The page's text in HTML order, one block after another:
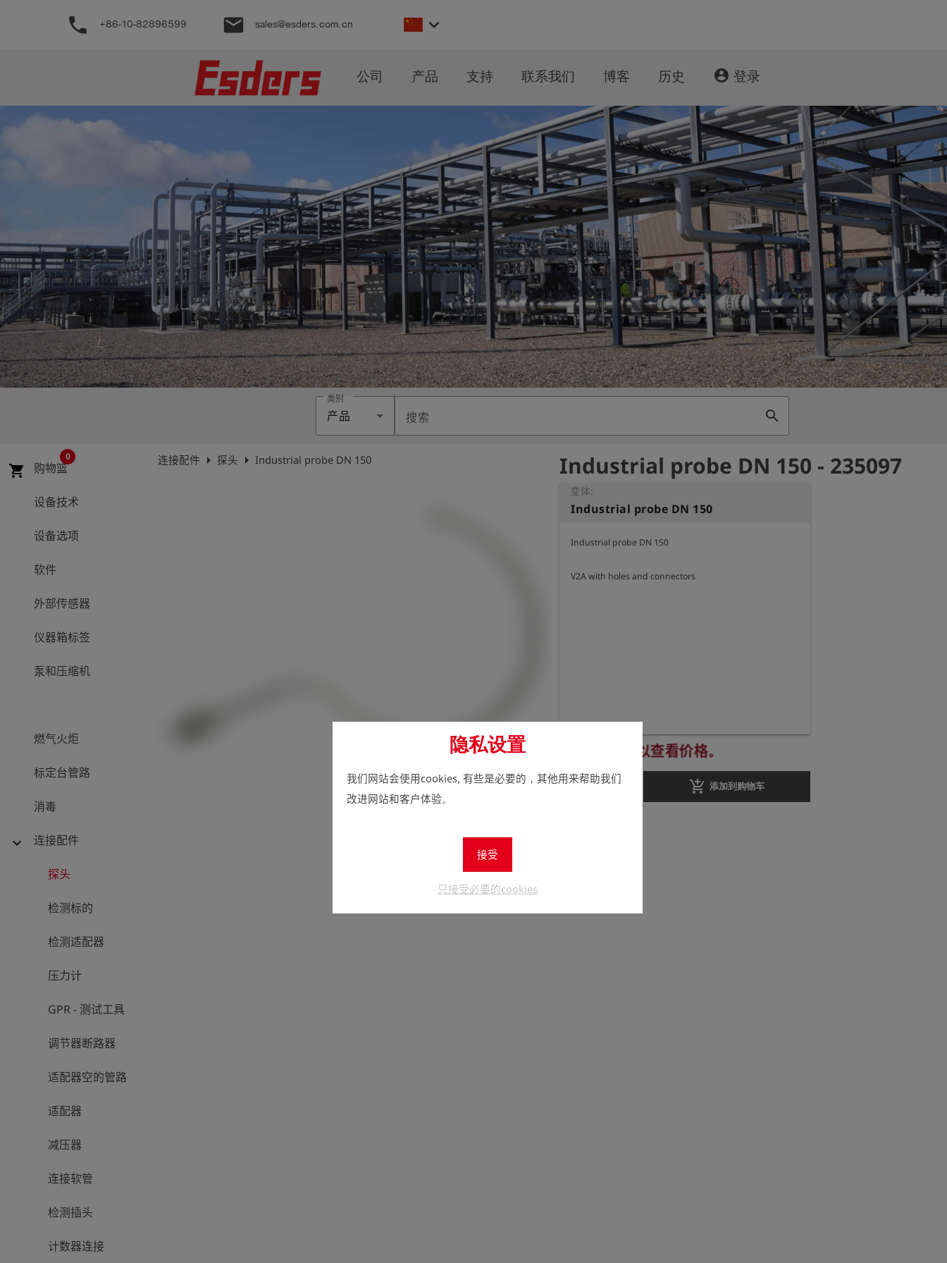
们
博
客
历
史
简
体
中
隐私设置
我们网站会使用cookies, 有些是必要的，其他用来帮助我们
改进网站和客户体验。
接受
只接受必要的cookies
phone +86-10-82896599 email sales@esders.com.cn keyboard_arrow_down
公司 产品 支持 联系我们 博客 历史 account_circle 登录
类别
产品 搜索 search
shopping_cart 购物篮
0
设备技术
设备选项
软件
外部传感器
仪器箱标签
泵和压缩机
燃气火炬
标定台管路
消毒
expand_more 连接配件
探头
检测标的
检测适配器
压力计
GPR - 测试工具
调节器断路器
适配器空的管路
适配器
减压器
连接软管
检测插头
计数器连接
连接配件 arrow_right 探头 arrow_right Industrial probe DN 150 Industrial probe DN 150 - 235097
变体:
Industrial probe DN 150
Industrial probe DN 150
V2A with holes and connectors
立即注册以查看价格。
数量
add_shopping_cart 添加到购物车